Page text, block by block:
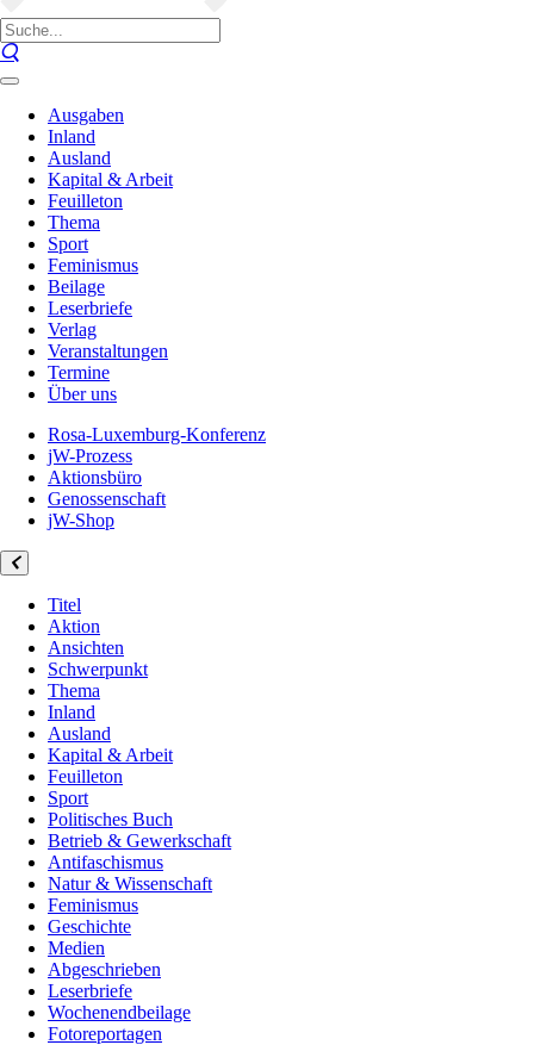
Ausgaben
Inland
Ausland
Kapital & Arbeit
Feuilleton
Thema
Sport
Feminismus
Beilage
Leserbriefe
Verlag
Veranstaltungen
Termine
Über uns
Rosa-Luxemburg-Konferenz
jW-Prozess
Aktionsbüro
Genossenschaft
jW-Shop
Titel
Aktion
Ansichten
Schwerpunkt
Thema
Inland
Ausland
Kapital & Arbeit
Feuilleton
Sport
Politisches Buch
Betrieb & Gewerkschaft
Antifaschismus
Natur & Wissenschaft
Feminismus
Geschichte
Medien
Abgeschrieben
Leserbriefe
Wochenendbeilage
Fotoreportagen